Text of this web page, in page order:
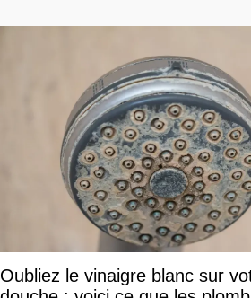
Oubliez le vinaigre blanc sur